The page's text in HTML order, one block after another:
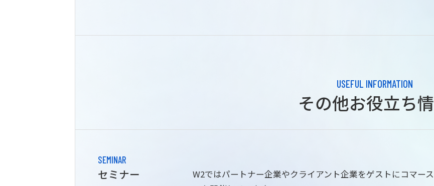
USEFUL INFORMATION
その他お役立ち
SEMINAR
セミナー
W2ではパートナー企業やクライアント企業をゲストにコマー